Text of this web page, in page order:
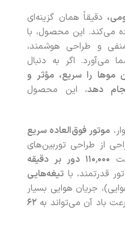
دقیقاً همان گزینه‌ای
می‌کند. این محصول، با
و طراحی هوشمند،
می‌آورد. اگر به دنبال
را سریع، مؤثر و
دهد، این محصول
موتور فوق‌العاده سریع
از طراحی توربین‌های
۱۱۰٬۰۰۰
دور بر دقیقه
قدرتمند، با تیغه‌هایی
جریان هوایی بسیار
باد آن می‌تواند به ۶۲